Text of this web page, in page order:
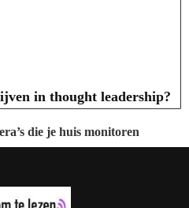
in thought leadership?
die je huis monitoren